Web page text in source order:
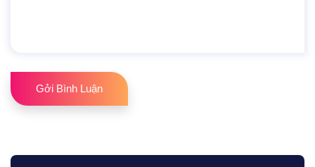
Gởi Bình Luận